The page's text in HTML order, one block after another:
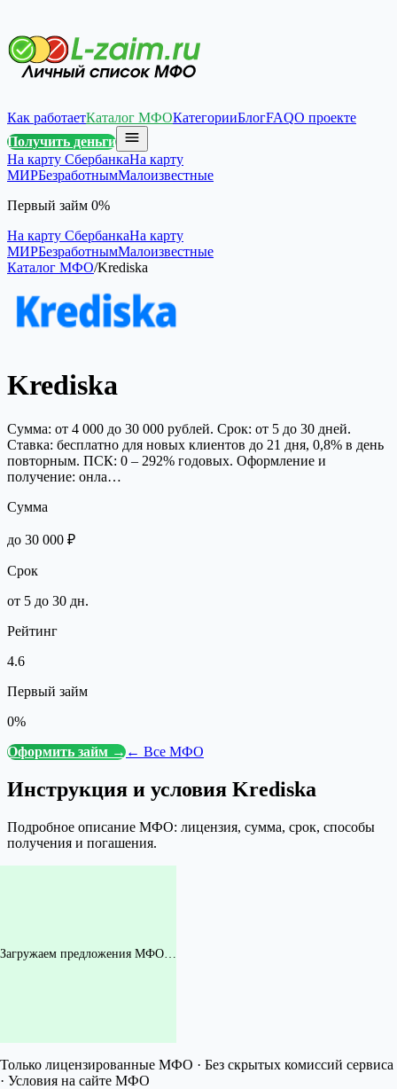
Как работаетКаталог МФОКатегорииБлогFAQО проекте
Получить деньги
На карту СбербанкаНа карту
МИРБезработнымМалоизвестные
Первый займ 0%
На карту СбербанкаНа карту
МИРБезработнымМалоизвестные
Каталог МФО/Krediska
Krediska
Сумма: от 4 000 до 30 000 рублей. Срок: от 5 до 30 дней.
Ставка: бесплатно для новых клиентов до 21 дня, 0,8% в день
повторным. ПСК: 0 – 292% годовых. Оформление и
получение: онла…
Сумма
до 30 000 ₽
Срок
от 5 до 30 дн.
Рейтинг
4.6
Первый займ
0%
Оформить займ →← Все МФО
Инструкция и условия Krediska
Подробное описание МФО: лицензия, сумма, срок, способы
получения и погашения.
Загружаем предложения МФО…
Только лицензированные МФО · Без скрытых комиссий сервиса
· Условия на сайте МФО